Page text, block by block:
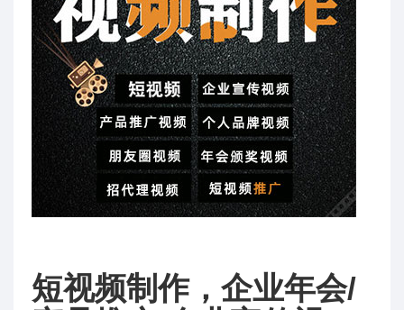
化
平
台
短视频制作，企业年会/